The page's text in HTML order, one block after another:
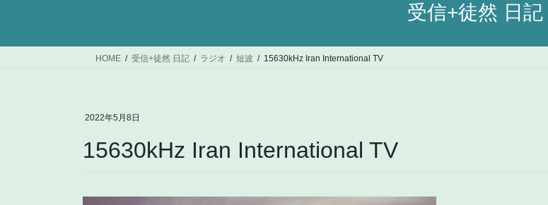
受信+徒然 日記
HOME 受信+徒然 日記 ラジオ 短波 15630kHz Iran International TV
2022年5月8日
15630kHz Iran International TV